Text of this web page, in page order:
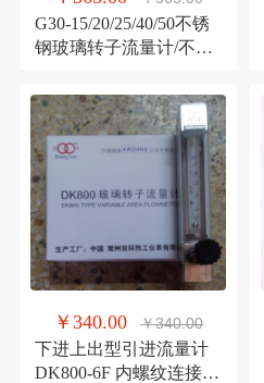
G30-15/20/25/40/50不锈
钢玻璃转子流量计/不锈
￥340.00 ￥340.00
下进上出型引进流量计
DK800-6F 内螺纹连接